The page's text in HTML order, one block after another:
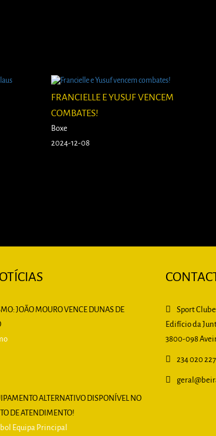
FRANCIELLE E YUSUF VENCEM
COMBATES!
Boxe
2024-12-08
JOÃO MOURO VENCE DUNAS DE
ALTERNATIVO DISPONÍVEL NO
DE ATENDIMENTO!
Equipa Principal
Sport
Edifício da
3800-098
234 020
geral